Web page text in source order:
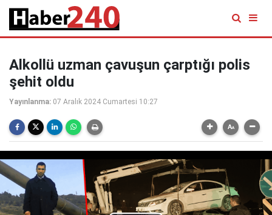
Alkollü uzman çavuşun çarptığı polis
şehit oldu
Yayınlanma: 07 Aralık 2024 Cumartesi 10:27